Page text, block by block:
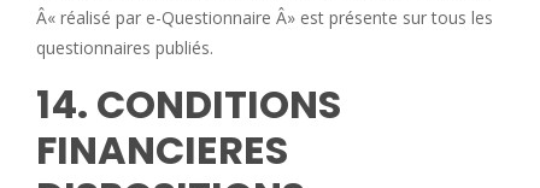
Â« réalisé par e-Questionnaire Â» est présente sur tous les
questionnaires publiés.
14. CONDITIONS
FINANCIERES